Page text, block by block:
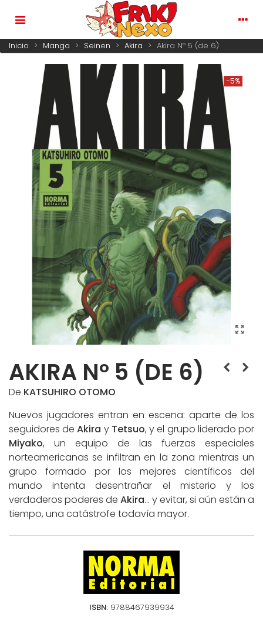
Inicio > Manga > Seinen > Akira > Akira Nº 5 (de 6)
-5%
AKIRA Nº 5 (DE 6)
De KATSUHIRO OTOMO
Nuevos jugadores entran en escena: aparte de los
seguidores deAkira y Tetsuo, y el grupo liderado por
Miyako, un equipo de las fuerzas especiales
norteamericanas se infiltran en la zona mientras un
grupo formado por los mejores científicos del
mundo intenta desentrañar el misterio y los
verdaderos poderes de Akira… y evitar, si aún están a
tiempo, una catástrofe todavía mayor.
ISBN: 9788467939934